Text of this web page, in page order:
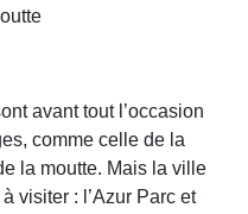
avant tout l’occasion
comme celle de la
la moutte. Mais la ville
visiter : l’Azur Parc et